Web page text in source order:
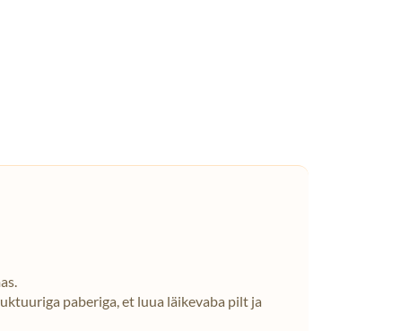
paberiga, et luua läikevaba pilt ja